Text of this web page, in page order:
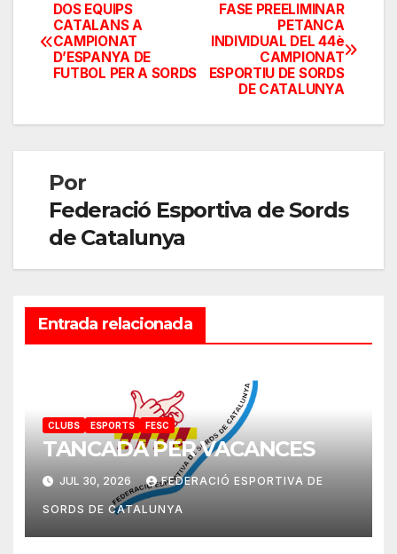
Navegación
de
FASE PREELIMINAR
PETANCA
INDIVIDUAL DEL 44è
CAMPIONAT
ESPORTIU DE SORDS
DE CATALUNYA
DOS EQUIPS
CATALANS A
CAMPIONAT
D’ESPANYA DE
FUTBOL PER A SORDS
Por
Federació Esportiva de Sords
de Catalunya
Entrada relacionada
CLUBS ESPORTS FESC
TANCADA PER VACANCES
JUL 30, 2026 FEDERACIÓ ESPORTIVA DE
SORDS DE CATALUNYA